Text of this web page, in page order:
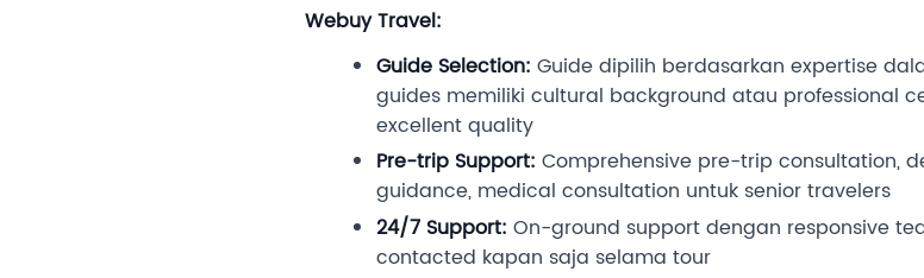
Webuy Travel:
Guide Selection: Guide dipilih berdasarkan expertise
guides memiliki cultural background atau professional
excellent quality
Pre-trip Support: Comprehensive pre-trip consultation,
guidance, medical consultation untuk senior travelers
24/7 Support: On-ground support dengan responsive
contacted kapan saja selama tour